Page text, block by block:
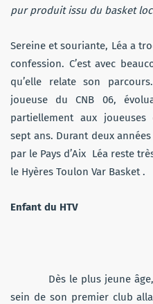
pur produit issu du basket
Sereine et souriante, Léa a
confession. C’est avec
qu’elle relate son
joueuse du CNB 06,
partiellement aux
sept ans. Durant deux
par le Pays d’Aix Léa reste
le Hyères Toulon Var Basket .
Enfant du
Dès le plus jeune
sein de son premier club